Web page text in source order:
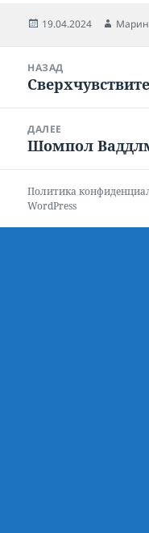
Опубликовано
19.04.2024 Автор
записям
НАЗАД
Предыдущая
ДАЛЕЕ
Следующая
Шомпол
Политика
WordPress